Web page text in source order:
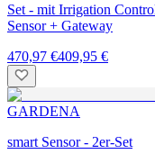
Set - mit Irrigation
Sensor + Gateway
470,97 €409,95 €
GARDENA
smart Sensor - 2er-Set